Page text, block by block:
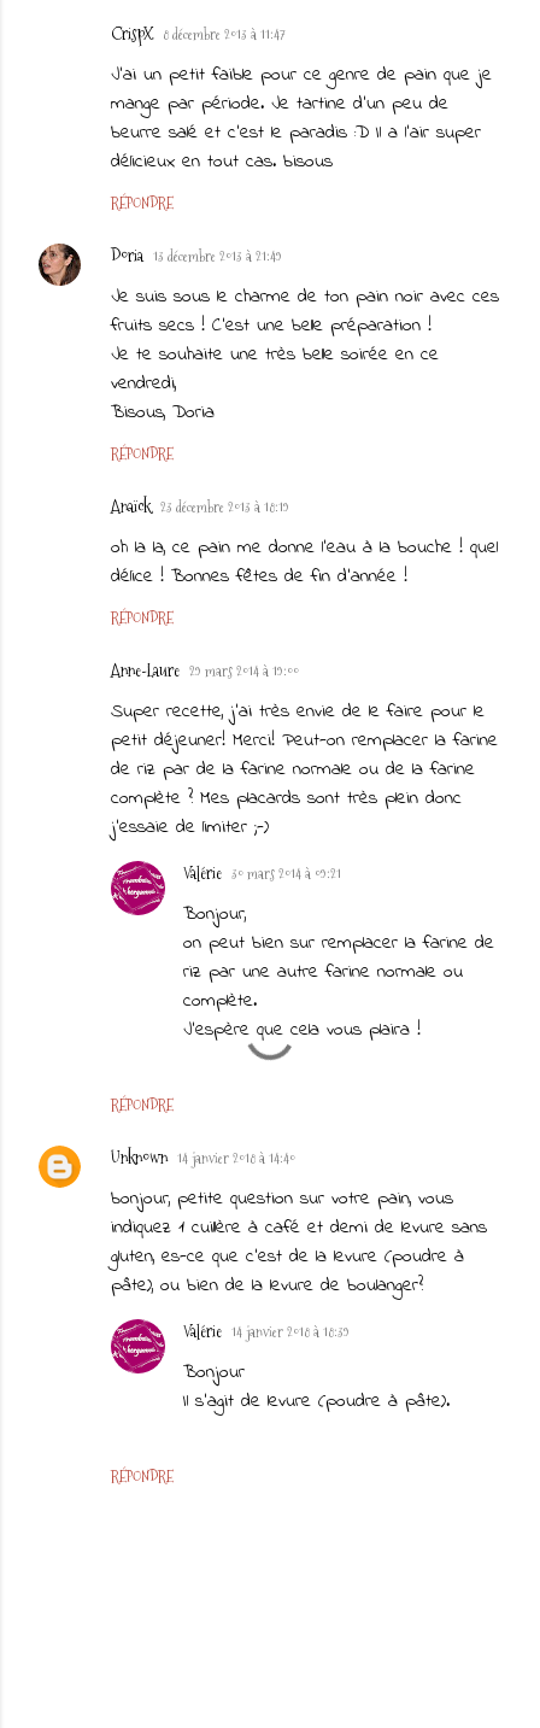
CrispX 8 décembre 2013 à 11:47
J'ai un petit faible pour ce genre de pain que je
mange par période. Je tartine d'un peu de
beurre salé et c'est le paradis :D Il a l'air super
délicieux en tout cas. bisous
RÉPONDRE
Doria 13 décembre 2013 à 21:49
Je suis sous le charme de ton pain noir avec ces
fruits secs ! C'est une belle préparation !
Je te souhaite une très belle soirée en ce
vendredi,
Bisous, Doria
RÉPONDRE
Anaïck 23 décembre 2013 à 18:19
oh la la, ce pain me donne l'eau à la bouche ! quel
délice ! Bonnes fêtes de fin d'année !
RÉPONDRE
Anne-Laure 29 mars 2014 à 19:00
Super recette, j'ai très envie de le faire pour le
petit déjeuner! Merci! Peut-on remplacer la farine
de riz par de la farine normale ou de la farine
complète ? Mes placards sont très plein donc
j'essaie de limiter ;-)
RÉPONDRE
Valérie 30 mars 2014 à 09:21
Bonjour,
on peut bien sur remplacer la farine de
riz par une autre farine normale ou
complète.
J'espère que cela vous plaira !
Unknown 14 janvier 2018 à 14:40
bonjour, petite question sur votre pain, vous
indiquez 1 cuillère à café et demi de levure sans
gluten, es-ce que c'est de la levure (poudre à
pâte), ou bien de la levure de boulanger?
RÉPONDRE
Valérie 14 janvier 2018 à 18:39
Bonjour
Il s'agit de levure (poudre à pâte).